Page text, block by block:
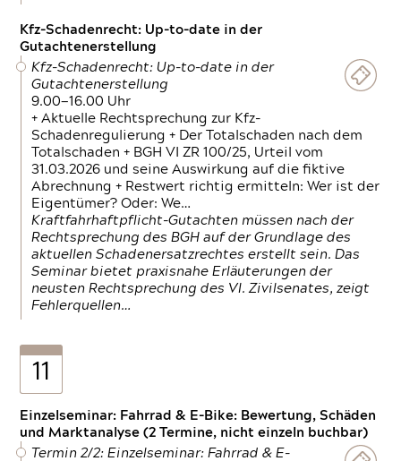
Kfz-Schadenrecht: Up-to-date in der
Gutachtenerstellung
Kfz-Schadenrecht: Up-to-date in der
Gutachtenerstellung
9.00—16.00 Uhr
+ Aktuelle Rechtsprechung zur Kfz-
Schadenregulierung + Der Totalschaden nach dem
Totalschaden + BGH VI ZR 100/25, Urteil vom
31.03.2026 und seine Auswirkung auf die fiktive
Abrechnung + Restwert richtig ermitteln: Wer ist der
Eigentümer? Oder: We…
Kraftfahrhaftpflicht-Gutachten müssen nach der
Rechtsprechung des BGH auf der Grundlage des
aktuellen Schadenersatzrechtes erstellt sein. Das
Seminar bietet praxisnahe Erläuterungen der
neusten Rechtsprechung des VI. Zivilsenates, zeigt
Fehlerquellen…
11
Einzelseminar: Fahrrad & E-Bike: Bewertung, Schäden
und Marktanalyse (2 Termine, nicht einzeln buchbar)
Termin 2/2: Einzelseminar: Fahrrad & E-